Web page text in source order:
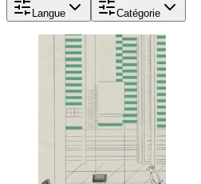
Langue Catégorie